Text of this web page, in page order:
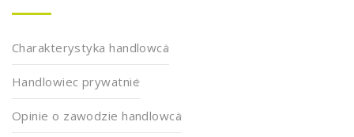
Charakterystyka handlowca
Handlowiec prywatnie
Opinie o zawodzie handlowca